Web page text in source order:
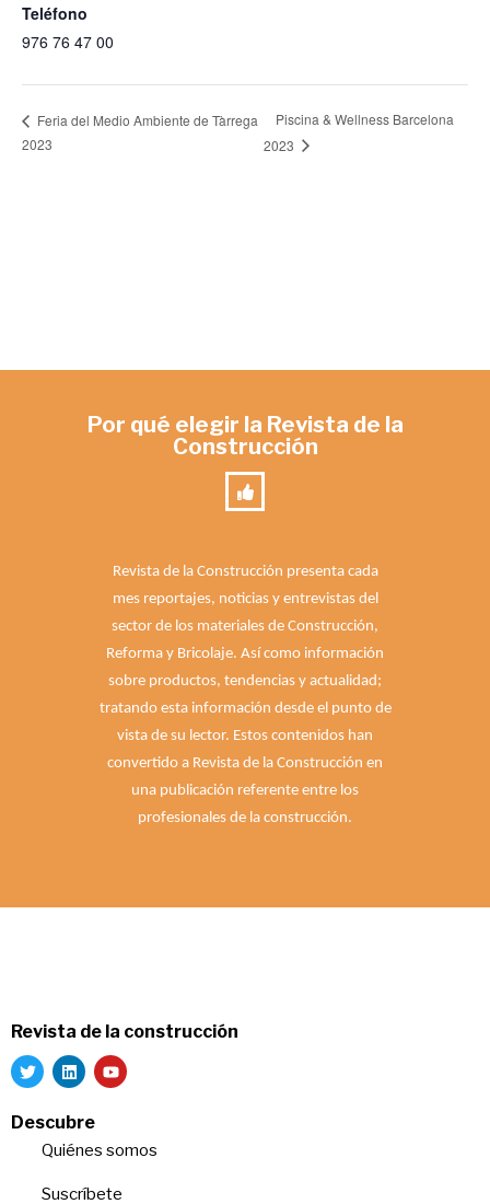
Teléfono
976 76 47 00
Feria del Medio Ambiente de Tàrrega
2023
Piscina & Wellness Barcelona
2023
Por qué elegir la Revista de la
Construcción
Revista de la Construcción presenta cada
mes reportajes, noticias y entrevistas del
sector de los materiales de Construcción,
Reforma y Bricolaje. Así como información
sobre productos, tendencias y actualidad;
tratando esta información desde el punto de
vista de su lector. Estos contenidos han
convertido a Revista de la Construcción en
una publicación referente entre los
profesionales de la construcción.
Revista de la construcción
Descubre
Quiénes somos
Suscríbete